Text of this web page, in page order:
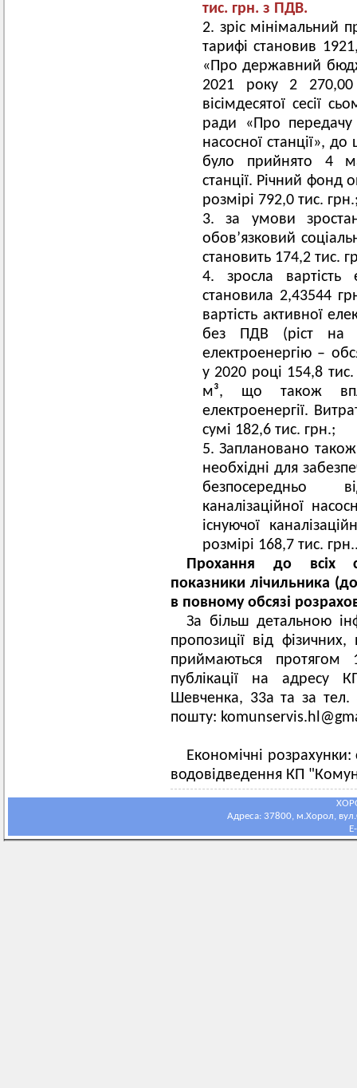
тис. грн. з ПДВ.
зріс мінімальний
тарифі становив
«Про державний
2021 року 2
вісімдесятої сесії
ради «Про передачу
насосної станції»,
було прийнято 4
станції. Річний фонд
розмірі 792,0 тис.
за умови
обов’язковий
становить 174,2 тис.
зросла вартість
становила 2,43544
вартість активної
без ПДВ (ріст на
електроенергію –
у 2020 році 154,8
м³, що також
електроенергії.
сумі 182,6 тис. грн.;
Заплановано також
необхідні для
безпосередньо
каналізаційної
існуючої
розмірі 168,7 тис.
Прохання до всіх
показники лічильника
в повному обсязі
За більш детальною
пропозиції від
приймаються
публікації на адресу
Шевченка, 33а та за тел.
пошту:
Економічні
водовідведення КП
Адреса: 37800, м.Хорол,